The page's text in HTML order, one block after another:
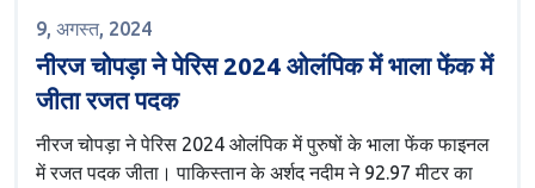
9, अगस्त, 2024
नीरज चोपड़ा ने पेरिस 2024 ओलंपिक में भाला फेंक में
जीता रजत पदक
नीरज चोपड़ा ने पेरिस 2024 ओलंपिक में पुरुषों के भाला फेंक फाइनल
में रजत पदक जीता। पाकिस्तान के अर्शद नदीम ने 92.97 मीटर का